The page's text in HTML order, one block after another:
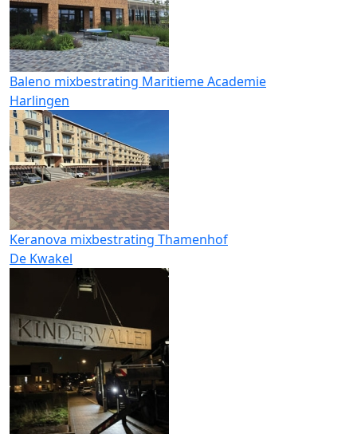
Baleno mixbestrating Maritieme Academie
Harlingen
Keranova mixbestrating Thamenhof
De Kwakel